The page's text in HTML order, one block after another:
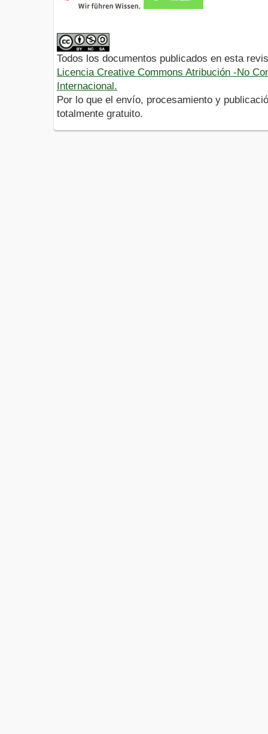
Todos los documentos publicados en esta
Licencia Creative Commons Atribución -No
Internacional.
Por lo que el envío, procesamiento y
totalmente gratuito.